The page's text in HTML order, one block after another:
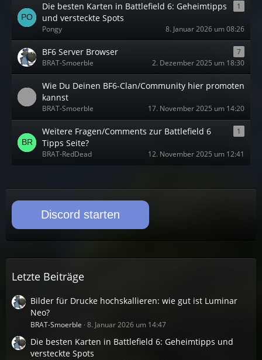
Die besten Karten in Battlefield 6: Geheimtipps
und versteckte Spots
1
Pongy 8. Januar 2026 um 08:26
BF6 Server Browser
7
BRAT-Smoerble
2. Dezember 2025 um 18:30
Wie Du Deinen BF6-Clan/Community hier promoten
kannst
BRAT-Smoerble 17. November 2025 um 14:20
Weitere Fragen/Comments zur Battlefield 6
Tipps Seite?
1
BRAT-RedDead 12. November 2025 um 12:41
Discord starten
Letzte Beiträge
Bilder für Drucke hochskallieren: wie gut ist Luminar
Neo?
BRAT-Smoerble 8. Januar 2026 um 14:47
Die besten Karten in Battlefield 6: Geheimtipps und
versteckte Spots